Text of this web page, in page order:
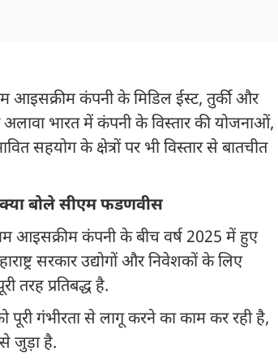
आइसक्रीम कंपनी के मिडिल ईस्ट, तुर्की और
भारत में कंपनी के विस्तार की योजनाओं,
सहयोग के क्षेत्रों पर भी विस्तार से बातचीत
बोले सीएम फडणवीस
आइसक्रीम कंपनी के बीच वर्ष 2025 में हुए
सरकार उद्योगों और निवेशकों के लिए
प्रतिबद्ध है.
गंभीरता से लागू करने का काम कर रही है,
जुड़ा है.